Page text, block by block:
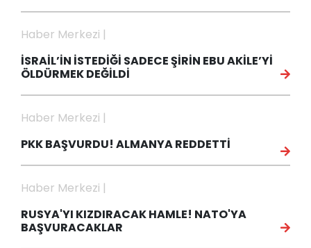
Haber Merkezi |
İSRAİL’İN İSTEDİĞİ SADECE ŞİRİN EBU AKİLE’Yİ
ÖLDÜRMEK DEĞİLDİ
Haber Merkezi |
PKK BAŞVURDU! ALMANYA REDDETTİ
Haber Merkezi |
RUSYA'YI KIZDIRACAK HAMLE! NATO'YA
BAŞVURACAKLAR